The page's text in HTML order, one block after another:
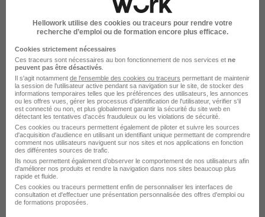
Commercial Itinérant Btob H/F
Berner France Super recruteur
Évry-Courcouronnes - 91
CDI
25 000 - 30 000 € / an
Voir l’offre
il y a 3 jours
Hellowork utilise des cookies ou traceurs pour rendre votre
recherche d’emploi ou de formation encore plus efficace.
Cookies strictement nécessaires
Ces traceurs sont nécessaires au bon fonctionnement de nos services et ne
peuvent pas être désactivés
Il s'agit notamment de l'ensemble des cookies ou traceurs permettant de maintenir
la session de l'utilisateur active pendant sa navigation sur le site, de stocker des
informations temporaires telles que les préférences des utilisateurs, les annonces
ou les offres vues, gérer les processus d'identification de l'utilisateur, vérifier s'il
est connecté ou non, et plus globalement garantir la sécurité du site web en
détectant les tentatives d'accès frauduleux ou les violations de sécurité.
Ces cookies ou traceurs permettent également de piloter et suivre les sources
d'acquisition d'audience en utilisant un identifiant unique permettant de comprendre
comment nos utilisateurs naviguent sur nos sites et nos applications en fonction
des différentes sources de trafic.
Ils nous permettent également d’observer le comportement de nos utilisateurs afin
d'améliorer nos produits et rendre la navigation dans nos sites beaucoup plus
rapide et fluide.
Ces cookies ou traceurs permettent enfin de personnaliser les interfaces de
consultation et d'effectuer une présentation personnalisée des offres d'emploi ou
de formations proposées.